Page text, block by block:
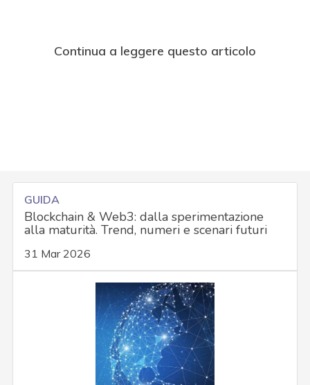
Continua a leggere questo articolo
GUIDA
Blockchain & Web3: dalla sperimentazione
alla maturità. Trend, numeri e scenari futuri
31 Mar 2026